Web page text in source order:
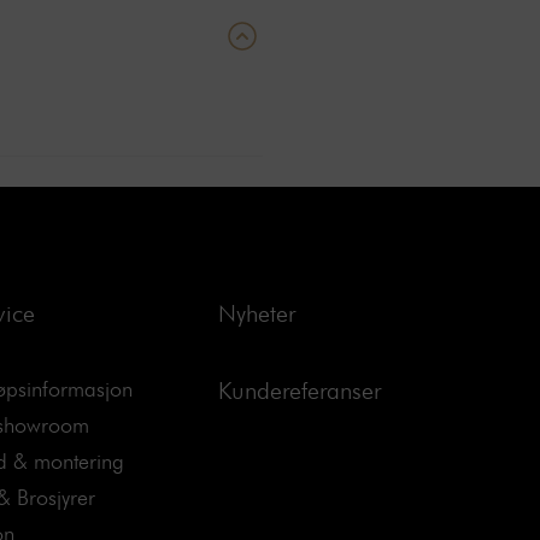
& montering
Brosjyrer
Nyheter
Kundereferanser